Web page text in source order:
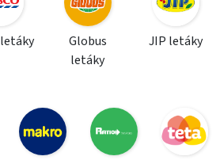
Globus
letáky
JIP letáky